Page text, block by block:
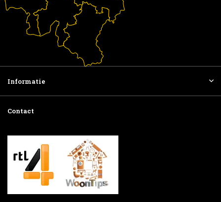
Informatie
Contact